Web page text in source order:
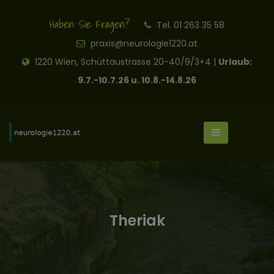
Haben Sie Fragen?
Tel. 01 263 35 58
praxis@neurologie1220.at
1220 Wien, Schüttaustrasse 20-40/9/3+4 | Urlaub:
9.7.-10.7.26 u. 10.8.-14.8.26
Theriak